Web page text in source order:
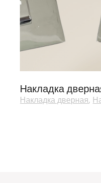
Накладка
Накладка дверная